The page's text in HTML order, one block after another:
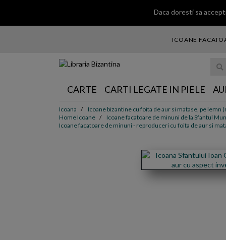
Daca doresti sa
ICOANE
CARTE CARTI LEGATE IN PIELE
Icoana
Icoane bizantine cu foita de aur si matase, pe lemn
Home Icoane
Icoane facatoare de minuni de la Sfantul
Icoane facatoare de minuni - reproduceri cu foita de aur si